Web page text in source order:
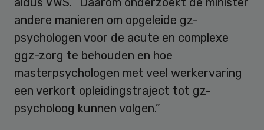
andere manieren om opgeleide gz-
psychologen voor de acute en complexe
ggz-zorg te behouden en hoe
masterpsychologen met veel werkervaring
een verkort opleidingstraject tot gz-
psycholoog kunnen volgen.”